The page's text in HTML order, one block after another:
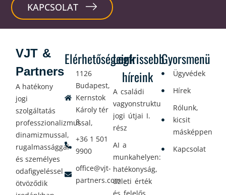
KAPCSOLAT
Elérhetőségeink
1126
Budapest,
Kernstok
Károly tér
8.
+36 1 501
9900
office@vjt-
partners.com
Legfrissebb
híreink
A családi
vagyonstrukturálás
jogi útjai I.
rész
AI a
munkahelyen:
hatékonyság,
üzleti érték
Gyorsmenü
Ügyvédek
Hírek
Rólunk,
kicsit
másképpen
Kapcsolat
VJT &
Partners
A hatékony
jogi
szolgáltatás
professzionalizmussal,
dinamizmussal,
rugalmassággal
és személyes
odafigyeléssel
ötvöződik